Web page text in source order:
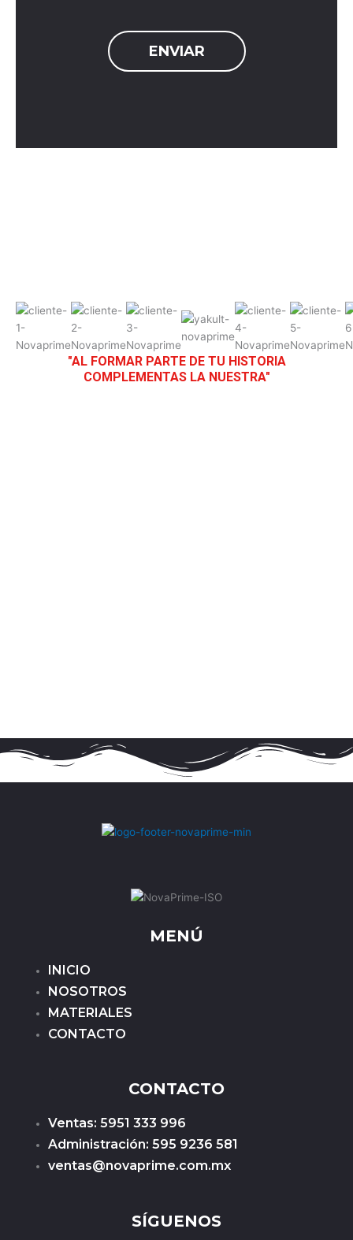
"AL FORMAR PARTE DE TU HISTORIA
COMPLEMENTAS LA NUESTRA"
MENÚ
INICIO
NOSOTROS
MATERIALES
CONTACTO
CONTACTO
Ventas: 5951 333 996
Administración: 595 9236 581
ventas@novaprime.com.mx
SÍGUENOS